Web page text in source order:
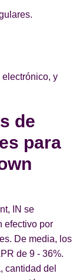
y
de
para
IN se
efectivo por
De media, los
de 9 - 36%.
cantidad del